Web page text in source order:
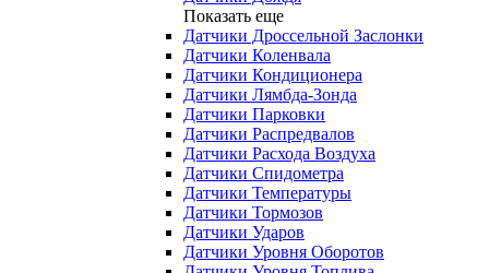
Показать еще
Датчики Дроссельной Заслонки
Датчики Коленвала
Датчики Кондиционера
Датчики Лямбда-Зонда
Датчики Парковки
Датчики Распредвалов
Датчики Расхода Воздуха
Датчики Спидометра
Датчики Температуры
Датчики Тормозов
Датчики Ударов
Датчики Уровня Оборотов